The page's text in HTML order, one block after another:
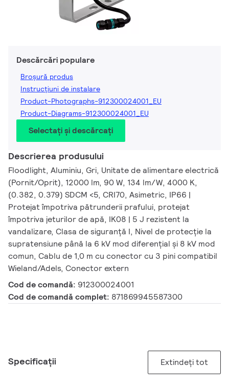
Descărcări populare
Broșură produs
Instrucțiuni de instalare
Product-Photographs-912300024001_EU
Product-Diagrams-912300024001_EU
Selectați și descărcați
Descrierea produsului
Floodlight, Aluminiu, Gri, Unitate de alimentare electrică
(Pornit/Oprit), 12000 lm, 90 W, 134 lm/W, 4000 K,
(0.382, 0.379) SDCM <5, CRI70, Asimetric, IP66 |
Protejat împotriva pătrunderii prafului, protejat
împotriva jeturilor de apă, IK08 | 5 J rezistent la
vandalizare, Clasa de siguranță I, Nivel de protecție la
supratensiune până la 6 kV mod diferențial și 8 kV mod
comun, Cablu de 1,0 m cu conector cu 3 pini compatibil
Wieland/Adels, Conector extern
Cod de comandă: 912300024001
Cod de comandă complet: 871869945587300
Specificații Extindeți tot